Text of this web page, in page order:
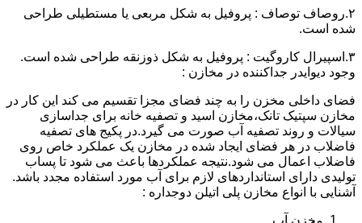
۲.روصاف توصاف : پروفیل به شکل مربعی یا مستطیلی طراحی
شده است.
۳.اسپیرال کاروگیت : پروفیل به شکل ذوزنقه طراحی شده است.
وجود دیوایدر جداکننده در مخازن :
فضای داخلی مخزن را به چند فضای مجزا تقسیم می کند این کار در
مخازن سپتیک تانک،مخازن اسید و تصفیه خانه برای جداسازی
سیالات و روند تصفیه آب صورت می گیرد.در پکیج های تصفیه
فاضلاب در هر فضای ایجاد شده در مخازن یک عملکرد خاص روی
فاضلاب اعمال می شود.نتیجه عملکردها باعث می شود تا پساب
تولیدی دارای استانداردهای لازم برای آب مورد استفاده مجدد باشد.
آشنایی با انواع مخازن پلی اتیلن دوجداره :
مخزن آب